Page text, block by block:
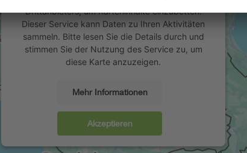
Drittanbieters, um Karteninhalte einzubetten.
Dieser Service kann Daten zu Ihren Aktivitäten
sammeln. Bitte lesen Sie die Details durch und
stimmen Sie der Nutzung des Service zu, um
diese Karte anzuzeigen.
Mehr Informationen
Akzeptieren